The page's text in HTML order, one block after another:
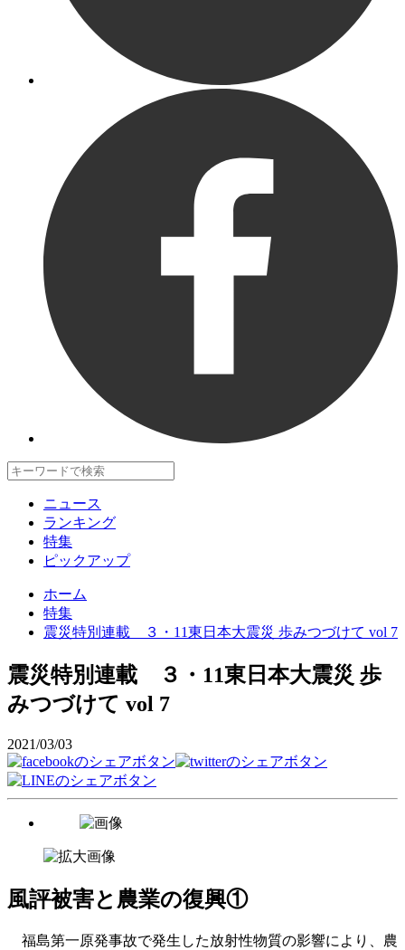
ニュース
ランキング
特集
ピックアップ
ホーム
特集
震災特別連載 ３・11東日本大震災 歩みつづけて vol 7
震災特別連載 ３・11東日本大震災 歩
みつづけて vol 7
2021/03/03
風評被害と農業の復興①
福島第一原発事故で発生した放射性物質の影響により、農